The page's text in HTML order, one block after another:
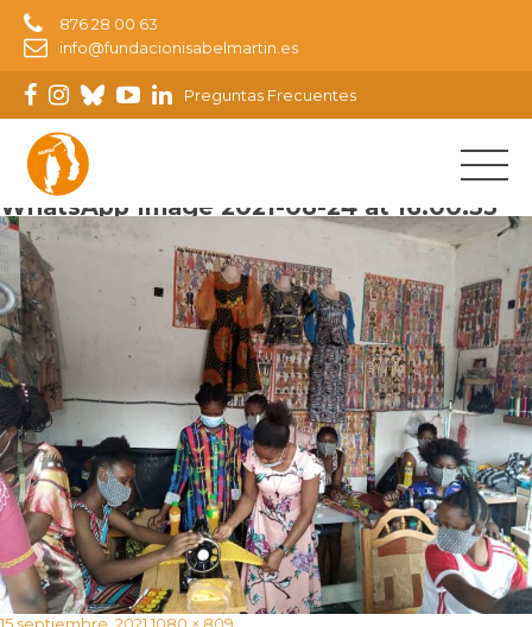
876 28 00 63
info@fundacionisabelmartin.es
Preguntas Frecuentes
Imagen siguiente
WhatsApp Image 2021-08-24 at 16.00.33
Publicado
Tamaño